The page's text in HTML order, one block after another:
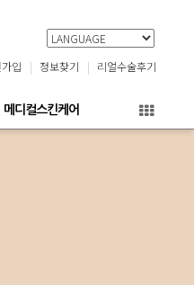
입 정보찾기 리얼수술후기
메디컬스킨케어